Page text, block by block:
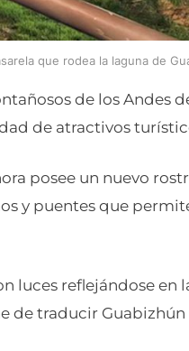
que rodea la laguna de
de los Andes
de atractivos
posee un nuevo
y puentes que
luces reflejándose en
de traducir